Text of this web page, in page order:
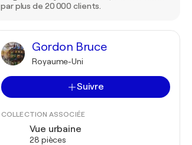
par plus de 20 000 clients.
Gordon Bruce
Royaume-Uni
Suivre
COLLECTION ASSOCIÉE
Vue urbaine
28 pièces